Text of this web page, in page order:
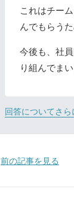
これはチー
んでもらう
今後も、社
り組んでまい
回答についてさ
前の記事を見る